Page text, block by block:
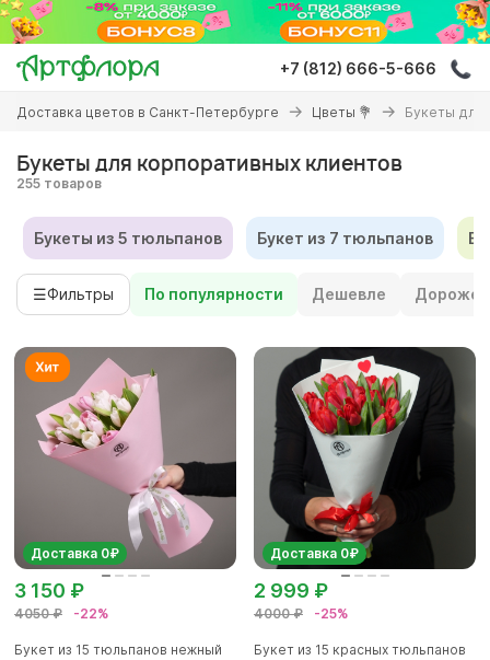
Перейти
основному
содержанию
+7 (812) 666-5-666
Вы
здесь
Доставка цветов в Санкт-Петербурге Цветы 💐 Букеты для
Букеты для корпоративных клиентов
255 товаров
Букеты из 5 тюльпанов Букет из 7 тюльпанов
☰Фильтры По популярности Дешевле Дороже
Доставка 0₽
4050 ₽ -22%
3 150 ₽
Букет из 15 тюльпанов нежный
Доставка 0₽
4000 ₽ -25%
2 999 ₽
Букет из 15 красных тюльпанов